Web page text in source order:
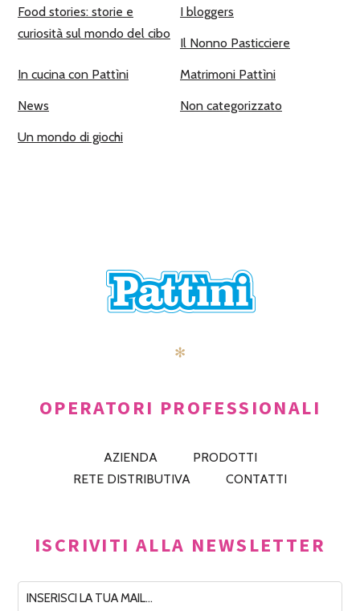
Food stories: storie e
curiosità sul mondo del cibo
I bloggers
Il Nonno Pasticciere
In cucina con Pattìni Matrimoni Pattìni
News Non categorizzato
Un mondo di giochi
✻
OPERATORI PROFESSIONALI
AZIENDA
PRODOTTI
RETE DISTRIBUTIVA
CONTATTI
ISCRIVITI ALLA NEWSLETTER